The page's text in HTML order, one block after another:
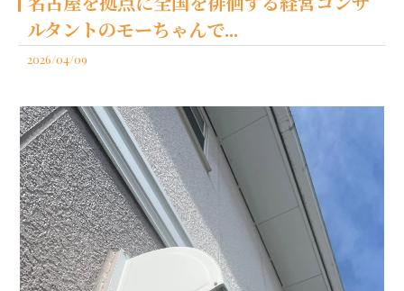
ルタントのモーちゃんで...
2026/04/09